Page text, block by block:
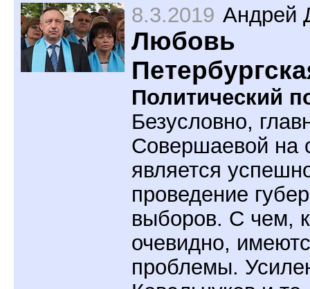
8.3.2019 Андрей
Любовь
Политический
Безусловно,
Совершаевой на
является
проведение
выборов. С чем,
очевидно,
проблемы.